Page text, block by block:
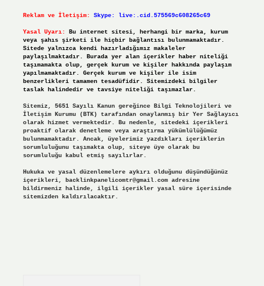
Reklam ve İletişim: Skype: live:.cid.575569c608265c69
Yasal Uyarı:
Bu internet sitesi, herhangi bir marka, kurum
veya şahıs şirketi ile hiçbir bağlantısı bulunmamaktadır.
Sitede yalnızca kendi hazırladığımız makaleler
paylaşılmaktadır. Burada yer alan içerikler haber niteliği
taşımamakta olup, gerçek kurum ve kişiler hakkında paylaşım
yapılmamaktadır. Gerçek kurum ve kişiler ile isim
benzerlikleri tamamen tesadüfidir. Sitemizdeki bilgiler
taslak halindedir ve tavsiye niteliği taşımazlar.
Sitemiz, 5651 Sayılı Kanun gereğince Bilgi Teknolojileri ve
İletişim Kurumu (BTK) tarafından onaylanmış bir Yer Sağlayıcı
olarak hizmet vermektedir. Bu nedenle, sitedeki içerikleri
proaktif olarak denetleme veya araştırma yükümlülüğümüz
bulunmamaktadır. Ancak, üyelerimiz yazdıkları içeriklerin
sorumluluğunu taşımakta olup, siteye üye olarak bu
sorumluluğu kabul etmiş sayılırlar.
Hukuka ve yasal düzenlemelere aykırı olduğunu düşündüğünüz
içerikleri, backlinkpanelicomtr@gmail.comadresine
bildirmeniz halinde, ilgili içerikler yasal süre içerisinde
sitemizden kaldırılacaktır.